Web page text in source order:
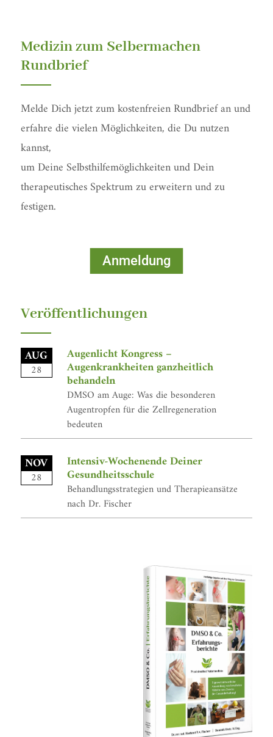
Medizin zum Selbermachen
Rundbrief
Melde Dich jetzt zum kostenfreien Rundbrief an und
erfahre die vielen Möglichkeiten, die Du nutzen
kannst,
um Deine Selbsthilfemöglichkeiten und Dein
therapeutisches Spektrum zu erweitern und zu
festigen.
Anmeldung
Veröffentlichungen
AUG
28
Augenlicht Kongress –
Augenkrankheiten ganzheitlich
behandeln
DMSO am Auge: Was die besonderen
Augentropfen für die Zellregeneration
bedeuten
NOV
28
Intensiv-Wochenende Deiner
Gesundheitsschule
Behandlungsstrategien und Therapieansätze
nach Dr. Fischer